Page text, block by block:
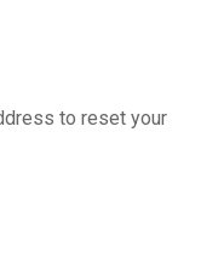
to reset your